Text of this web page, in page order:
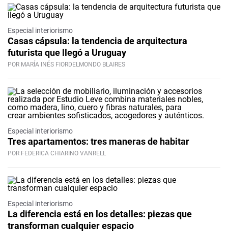
Especial interiorismo
Casas cápsula: la tendencia de arquitectura
futurista que llegó a Uruguay
POR MARÍA INÉS FIORDELMONDO BLAIRES
Especial interiorismo
Tres apartamentos: tres maneras de habitar
POR FEDERICA CHIARINO VANRELL
Especial interiorismo
La diferencia está en los detalles: piezas que
transforman cualquier espacio